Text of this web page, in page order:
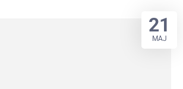
21
MAJ